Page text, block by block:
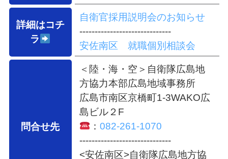
詳細はコチ
ラ
自衛官採用説明会のお知らせ
------------------------------
安佐南区 就職個別相談会
問合せ先
＜陸・海・空＞ 自衛隊広島地
方協力本部広島地域事務所
広島市南区京橋町1-3WAKO広
島ビル２F
：082-261-1070
------------------------------
<安佐南区>自衛隊広島地方協